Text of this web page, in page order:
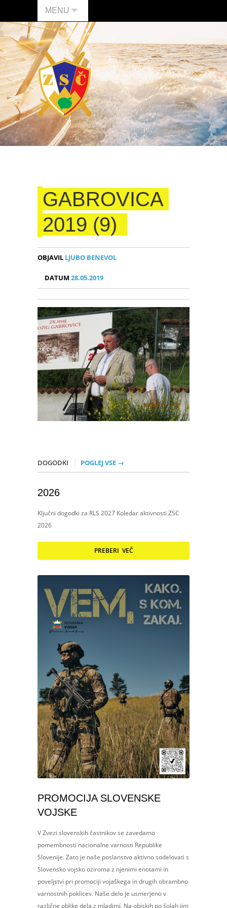
MENU
GABROVICA
2019 (9)
OBJAVIL LJUBO BENEVOL
DATUM28.05.2019
DOGODKI POGLEJ VSE →
2026
Ključni dogodki za RLS 2027 Koledar aktivnosti ZSC
2026
PREBERI VEČ
PROMOCIJA SLOVENSKE
VOJSKE
V Zvezi slovenskih častnikov se zavedamo
pomembnosti nacionalne varnosti Republike
Slovenije. Zato je naše poslanstvo aktivno sodelovati s
Slovensko vojsko oziroma z njenimi enotami in
poveljstvi pri promociji vojaškega in drugih obrambno
varnostnih poklicev. Naše delo je usmerjeno v
različne oblike dela z mladimi. Na obiskih po šolah jim